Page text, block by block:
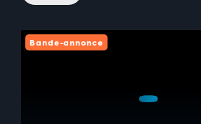
Bande-annonce